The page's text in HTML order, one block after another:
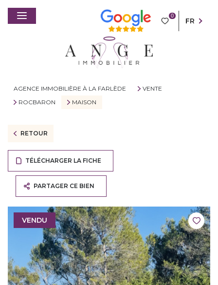
0
FR
AGENCE IMMOBILIÈRE À LA FARLÈDE
VENTE
ROCBARON
MAISON
RETOUR
TÉLÉCHARGER LA FICHE
PARTAGER CE BIEN
VENDU